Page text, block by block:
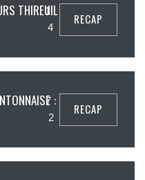
THIREUIL
1 :
4
RECAP
7 :
2
RECAP